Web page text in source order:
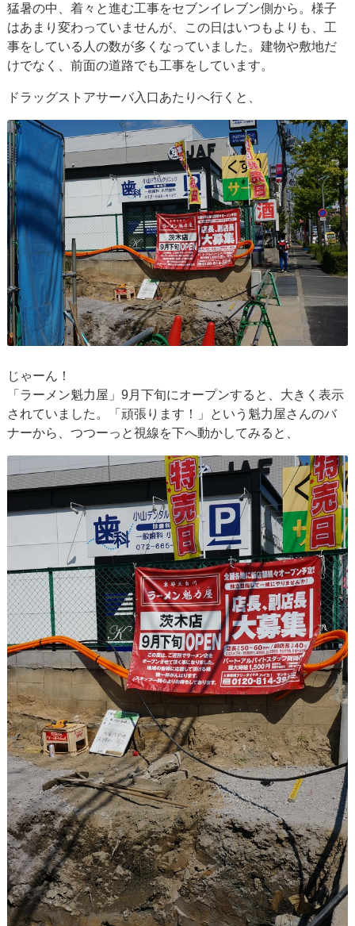
猛暑の中、着々と進む工事をセブンイレブン側から。様子
はあまり変わっていませんが、この日はいつもよりも、工
事をしている人の数が多くなっていました。建物や敷地だ
けでなく、前面の道路でも工事をしています。
ドラッグストアサーバ入口あたりへ行くと、
じゃーん！
「ラーメン魁力屋」9月下旬にオープンすると、大きく表示
されていました。「頑張ります！」という魁力屋さんのバ
ナーから、つつーっと視線を下へ動かしてみると、